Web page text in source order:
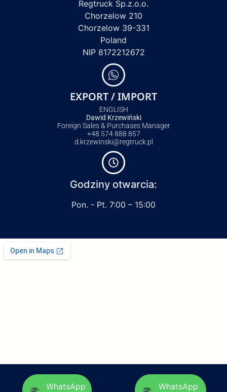
Regtruck Sp.z.o.o.
Chorzelow 210
Chorzelow 39-331
Poland
NIP 8172212672
EXPORT / IMPORT
ENGLISH
Dawid Krzewiński
Foreign Sales & Purchases Manager
+48 574 888 857
d.krzewinski@regtruck.pl
Godziny otwarcia:
Pon. - Pt. 7:00 – 15:00
WhatsApp WhatsApp